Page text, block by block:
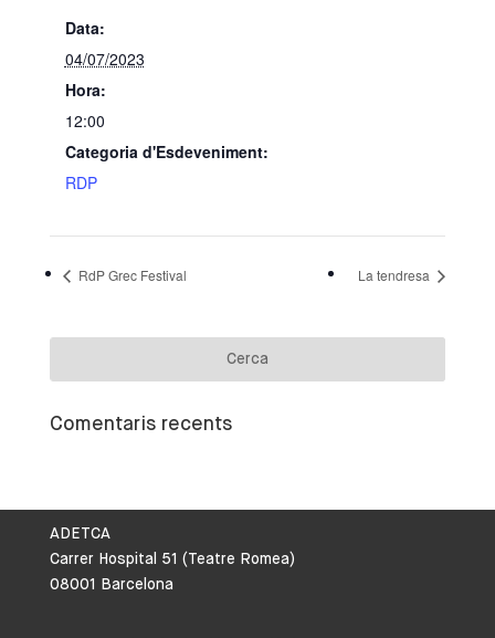
Data:
04/07/2023
Hora:
12:00
Categoria d'Esdeveniment:
RDP
RdP Grec Festival La tendresa
Comentaris recents
ADETCA
Carrer Hospital 51 (Teatre Romea)
08001 Barcelona